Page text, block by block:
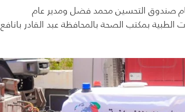
صندوق التحسين محمد فضل ومدير عام
بمكتب الصحة بالمحافظة عبد القادر بانافع